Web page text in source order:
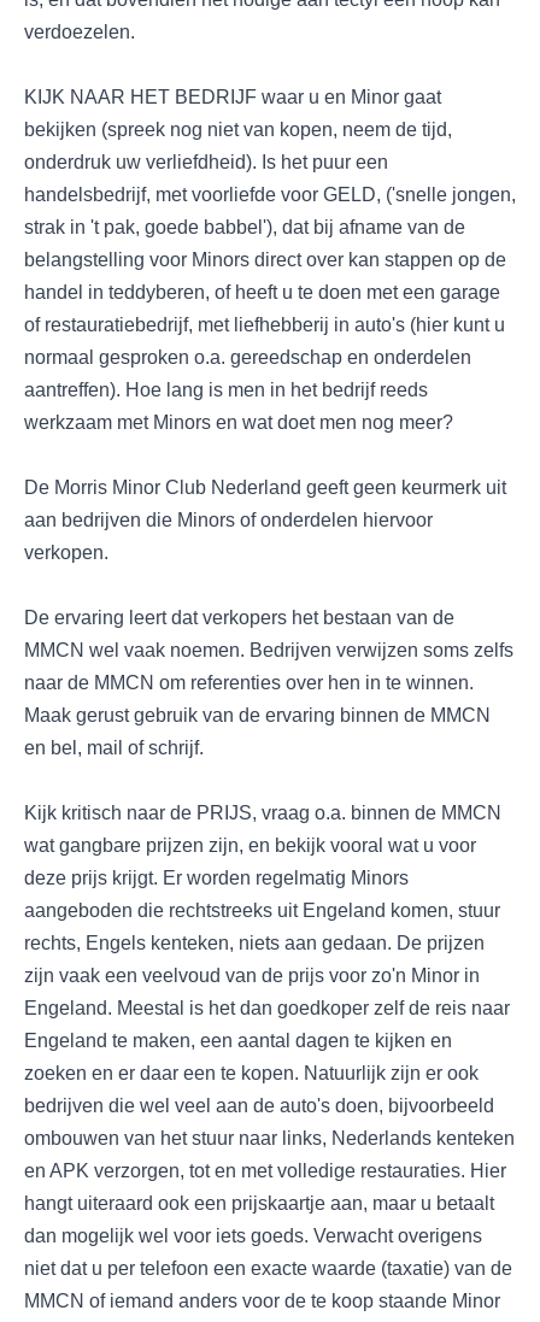
verdoezelen.
KIJK NAAR HET BEDRIJF waar u en Minor gaat
bekijken (spreek nog niet van kopen, neem de tijd,
onderdruk uw verliefdheid). Is het puur een
handelsbedrijf, met voorliefde voor GELD, ('snelle jongen,
strak in 't pak, goede babbel'), dat bij afname van de
belangstelling voor Minors direct over kan stappen op de
handel in teddyberen, of heeft u te doen met een garage
of restauratiebedrijf, met liefhebberij in auto's (hier kunt u
normaal gesproken o.a. gereedschap en onderdelen
aantreffen). Hoe lang is men in het bedrijf reeds
werkzaam met Minors en wat doet men nog meer?
De Morris Minor Club Nederland geeft geen keurmerk uit
aan bedrijven die Minors of onderdelen hiervoor
verkopen.
De ervaring leert dat verkopers het bestaan van de
MMCN wel vaak noemen. Bedrijven verwijzen soms zelfs
naar de MMCN om referenties over hen in te winnen.
Maak gerust gebruik van de ervaring binnen de MMCN
en bel, mail of schrijf.
Kijk kritisch naar de PRIJS, vraag o.a. binnen de MMCN
wat gangbare prijzen zijn, en bekijk vooral wat u voor
deze prijs krijgt. Er worden regelmatig Minors
aangeboden die rechtstreeks uit Engeland komen, stuur
rechts, Engels kenteken, niets aan gedaan. De prijzen
zijn vaak een veelvoud van de prijs voor zo'n Minor in
Engeland. Meestal is het dan goedkoper zelf de reis naar
Engeland te maken, een aantal dagen te kijken en
zoeken en er daar een te kopen. Natuurlijk zijn er ook
bedrijven die wel veel aan de auto's doen, bijvoorbeeld
ombouwen van het stuur naar links, Nederlands kenteken
en APK verzorgen, tot en met volledige restauraties. Hier
hangt uiteraard ook een prijskaartje aan, maar u betaalt
dan mogelijk wel voor iets goeds. Verwacht overigens
niet dat u per telefoon een exacte waarde (taxatie) van de
MMCN of iemand anders voor de te koop staande Minor